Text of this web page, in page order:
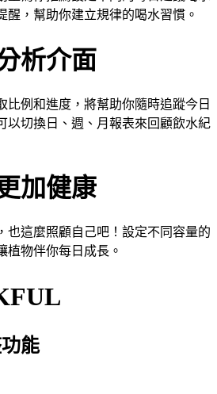
醒，幫助你建立規律的喝水習慣。
析介面
比例和進度，將幫助你隨時追蹤今日
以切換日、週、月報表來回顧飲水紀
加健康
也這麼照顧自己吧！設定不同容量的
植物伴你每日成長。
能